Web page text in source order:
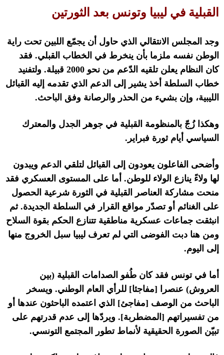
القبلية في ليبيا وتونس بعد الثورتين
وجد المجلس الانتقالي الذي حاول أن يجمّع اللبين تحت راية
الوطن نفسه ملزما بأن ينخرط في الخطاب القبلي. فقد
كان النظام يعلن تلقيه الدّعم من نحو 2000 قبيلة. ولتفنيد
خطاب السلطة أخذ يشير إلى الدعم الذي تقدمه إليه القبائل
الليبية، وإن بشيء من الحذر والرصانة وفق الباحث.
وهكذا زُجّ بالمنظومة القبلية في جوهر الجدل والمعترك
السياسي أيام ثورة فبراير .
وأضحى الفاعلون يعودون إلى القبائل لتلقي الدعم ويبدون
لها ولاءً ينازع الولاء للوطن. أما على المستوى العسكري فقد
منحت مشاركة العناصر القبلية في الثورة شرعية الحصول
على الغنائم أو تصدّر مواقع القرار في السلطة الجديدة.ثم
انبثقت جماعات عسكرية مناطقية تتنازع الحكم بقوة السلاح
ومن هنا دبت الفوضى التي لم تعرف ليبيا سبل الخروج منها
إلى اليوم.
أما في تونس فقد كان طُفو الصدامات القبلية (بين
العروش) عنصرا [مفاجئا] للرأي العام الوطني. ويسخر
الباحث من الوصف [مفاجئ] الذي اعتمده الباحثون عندها أو
من تفسيراتهم [ المضطربة]. ويردّها إلى عدم قدرتهم على
تبيّن الصورة الحقيقية لأنماط تطور المجتمع التونسي.